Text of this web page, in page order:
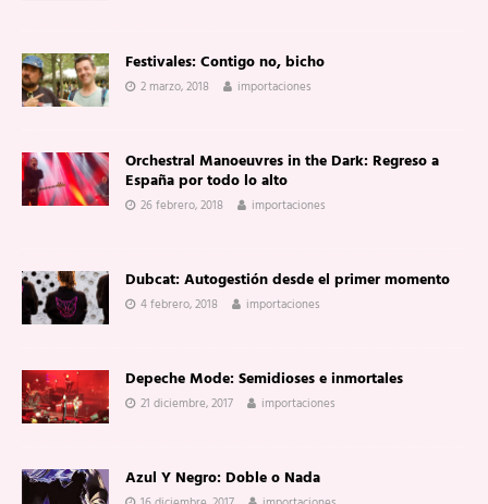
Festivales: Contigo no, bicho
2 marzo, 2018 importaciones
Orchestral Manoeuvres in the Dark: Regreso a
España por todo lo alto
26 febrero, 2018 importaciones
Dubcat: Autogestión desde el primer momento
4 febrero, 2018 importaciones
Depeche Mode: Semidioses e inmortales
21 diciembre, 2017 importaciones
Azul Y Negro: Doble o Nada